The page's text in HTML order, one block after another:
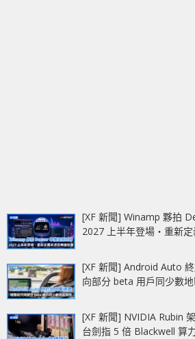
[XF 新聞] Winamp 夥拍
2027 上半年登場‧重新
[XF 新聞] Android Auto
向部分 beta 用戶同少數
[XF 新聞] NVIDIA Rubin
台劍指 5 倍 Blackwell 算